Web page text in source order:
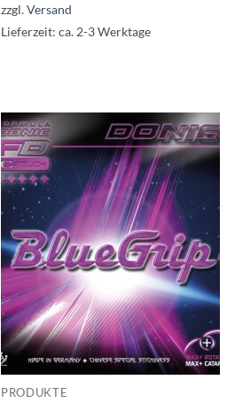
zzgl.Versand
Lieferzeit: ca. 2-3 Werktage
PRODUKTE